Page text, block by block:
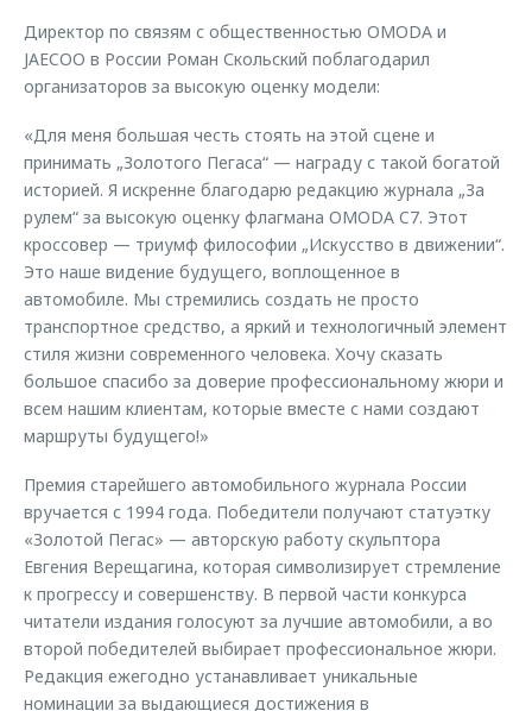
Директор по связям с общественностью OMODA и
JAECOO в России Роман Скольский поблагодарил
организаторов за высокую оценку модели:
«Для меня большая честь стоять на этой сцене и
принимать „Золотого Пегаса“ — награду с такой богатой
историей. Я искренне благодарю редакцию журнала „За
рулем“ за высокую оценку флагмана OMODA C7. Этот
кроссовер — триумф философии „Искусство в движении“.
Это наше видение будущего, воплощенное в
автомобиле. Мы стремились создать не просто
транспортное средство, а яркий и технологичный элемент
стиля жизни современного человека. Хочу сказать
большое спасибо за доверие профессиональному жюри и
всем нашим клиентам, которые вместе с нами создают
маршруты будущего!»
Премия старейшего автомобильного журнала России
вручается с 1994 года. Победители получают статуэтку
«Золотой Пегас» — авторскую работу скульптора
Евгения Верещагина, которая символизирует стремление
к прогрессу и совершенству. В первой части конкурса
читатели издания голосуют за лучшие автомобили, а во
второй победителей выбирает профессиональное жюри.
Редакция ежегодно устанавливает уникальные
номинации за выдающиеся достижения в